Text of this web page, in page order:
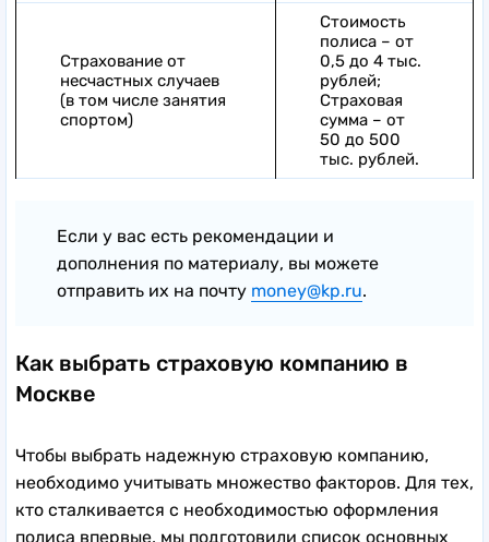
Страхование от
несчастных случаев
(в том числе занятия
спортом)
Стоимость
полиса – от
0,5 до 4 тыс.
рублей;
Страховая
сумма – от
50 до 500
тыс. рублей.
Если у вас есть рекомендации и
дополнения по материалу, вы можете
отправить их на почту money@kp.ru.
Как выбрать страховую компанию в
Москве
Чтобы выбрать надежную страховую компанию,
необходимо учитывать множество факторов. Для тех,
кто сталкивается с необходимостью оформления
полиса впервые, мы подготовили список основных